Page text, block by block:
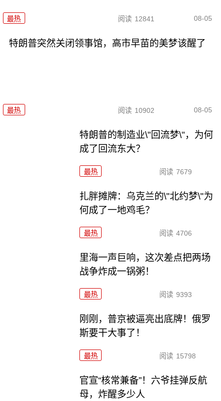
最热 阅读 12841 08-05
特朗普突然关闭领事馆，高市早苗的美梦该醒了
最热 阅读 10902 08-05
特朗普的制造业\"回流梦\"，为何
成了回流东大？
最热 阅读 7679
扎胖摊牌：乌克兰的\"北约梦\"为
何成了一地鸡毛？
最热 阅读 4706
里海一声巨响，这次差点把两场
战争炸成一锅粥！
最热 阅读 9393
刚刚，普京被逼亮出底牌！俄罗
斯要干大事了！
最热 阅读 15798
官宣“核常兼备”！六爷挂弹反航
母，炸醒多少人